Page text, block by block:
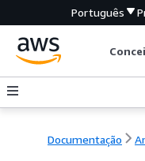
Português
Documentação